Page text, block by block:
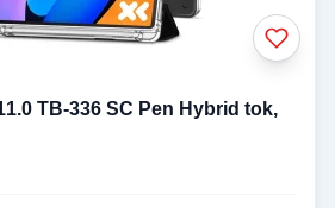
TB-336 SC Pen Hybrid tok,